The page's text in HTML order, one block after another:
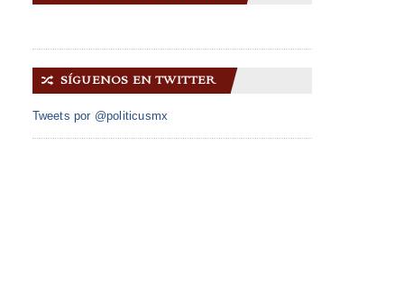
🔀 SÍGUENOS EN TWITTER
Tweets por @politicusmx